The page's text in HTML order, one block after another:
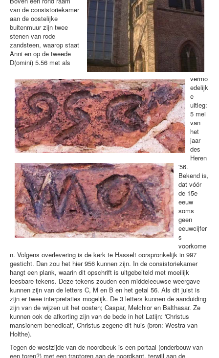
van de consistoriekamer
aan de oostelijke
buitenmuur zijn twee
stenen van rode
zandsteen, waarop staat
Anni en op de tweede
D(omini) 5.56 met als
vermo
edelijk
e
uitleg:
5 mei
van
het
jaar
des
Heren
'56.
Bekend is,
dat vóór
de 15e
eeuw
soms
geen
eeuwcijfer
s
voorkome
n. Volgens overlevering is de kerk te Hasselt oorspronkelijk in 997
gesticht. Dan zou het hier 956 kunnen zijn. In de consistoriekamer
hangt een plank, waarin dit opschrift is uitgebeiteld met moeilijk
leesbare tekens. Deze tekens zouden een middeleeuwse weergave
kunnen zijn van de letters C, M en B en het getal 56. Als dit juist is
zijn er twee interpretaties mogelijk. De 3 letters kunnen de aanduiding
zijn van de wijzen uit het oosten; Caspar, Melchior en Balthasar. Ze
kunnen ook de afkorting zijn van de bede in het Latijn: 'Christus
mansionem benedicat', Christus zegene dit huis (bron: Westra van
Holthe).
Tegen de westzijde van de noordbeuk is een portaal (onderbouw van
een toren?) met een traptoren aan de noordkant, terwijl aan de